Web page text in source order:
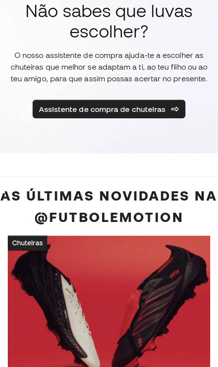
Não sabes que luvas
escolher?
O nosso assistente de compra ajuda-te a escolher as
chuteiras que melhor se adaptam a ti, ao teu filho ou ao
teu amigo, para que assim possas acertar no presente.
Assistente de compra de chuteiras
AS ÚLTIMAS NOVIDADES NA
@FUTBOLEMOTION
Chuteiras